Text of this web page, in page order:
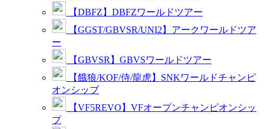
【DBFZ】DBFZワールドツアー
【GGST/GBVSR/UNI2】アークワールドツア
ー
【GBVSR】GBVSワールドツアー
【餓狼/KOF/侍/龍虎】SNKワールドチャンピ
オンシップ
【VF5REVO】VFオープンチャンピオンシッ
プ